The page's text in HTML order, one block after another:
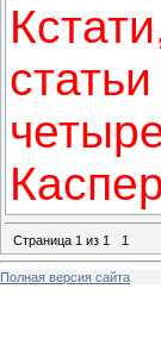
Страница 1 из 1 1
Полная версия сайта